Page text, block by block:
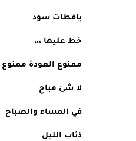
يافطات سود
خط عليها ،،،
ممنوع العودة ممنوع
لا شئ مباح
في المساء والصباح
ذئاب الليل